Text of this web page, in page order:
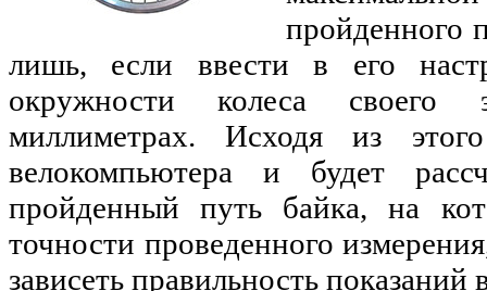
пройденного
лишь, если ввести в его
окружности колеса своего
миллиметрах. Исходя из
велокомпьютера и будет
пройденный путь байка, на
точности проведенного
зависеть правильность показаний